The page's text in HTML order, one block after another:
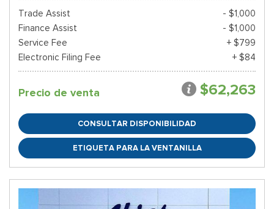
Trade Assist
- $1,000
Finance Assist
- $1,000
Service Fee
+ $799
Electronic Filing Fee
+ $84
Precio de venta $62,263
CONSULTAR DISPONIBILIDAD
ETIQUETA PARA LA VENTANILLA